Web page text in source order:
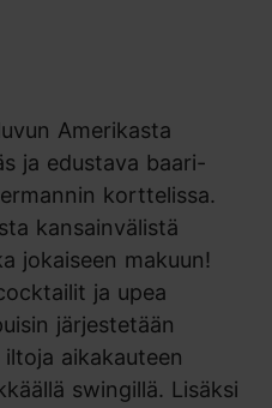
Amerikasta
ja edustava baari-
korttelissa.
kansainvälistä
jokaiseen makuun!
ja upea
järjestetään
aikakauteen
swingillä. Lisäksi